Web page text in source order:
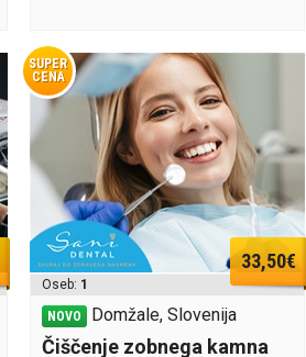
SUPER
CENA
33,50€
Oseb: 1
NOVO Domžale, Slovenija
Čiščenje zobnega kamna